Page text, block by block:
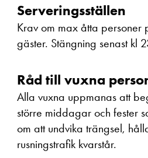
Serveringsställen
Krav om max åtta personer
gäster. Stängning senast kl
Råd till vuxna
Alla vuxna uppmanas att
större middagar och fester
om att undvika trängsel,
rusningstrafik kvarstår.